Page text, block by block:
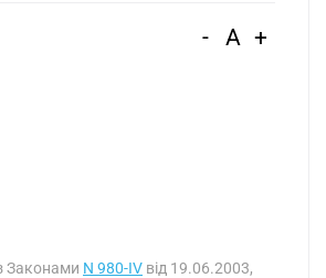
- A +
Законами N 980-IV від 19.06.2003,